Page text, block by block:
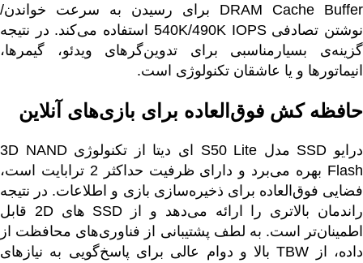
DRAM Cache Buffer برای رسیدن به سرعت خواندن/
نوشتن تصادفی 540K/490K IOPS استفاده می‌کند. در نتیجه
گزینه‌ی بسیارمناسبی برای تدوین‌گرهای ویدئو، گیمرها،
انیماتورها و یا عاشقان تکنولوژی است.
حافظه کش فوق‌العاده برای بازی‌های آنلاین
درایو SSD مدل S50 Lite ای دیتا از تکنولوژی 3D NAND
Flash بهره می‌برد و دارای ظرفیت حداکثر 2 ترابایت است،
فضایی فوق‌العاده برای ذخیره‌سازی بازی و اطلاعات. در نتیجه
راندمان بالاتری را ارائه می‌دهد و از SSD های 2D قابل
اطمینان‌تر است. به لطف پشتیبانی از فناوری‌های محافظت از
داده، از TBW بالا و دوام عالی برای پاسخ‌گویی به نیازهای